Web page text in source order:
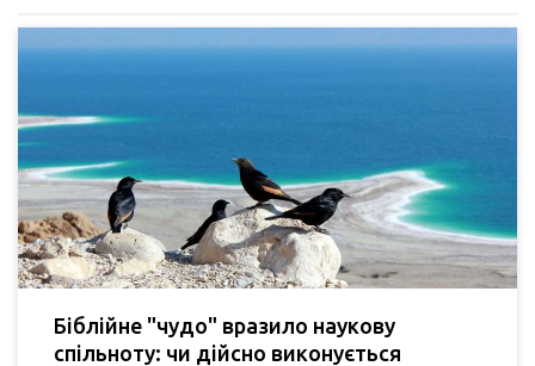
Біблійне "чудо" вразило наукову
спільноту: чи дійсно виконується